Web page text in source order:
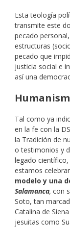
Esta teología
transmite este
pecado
estructuras
pecado que
justicia social e
así una
Tal como ya
en la fe con la
la Tradición de
o testimonios y
legado
estamos
modelo y una
Salamanca, con
Soto, tan
Catalina de
jesuitas como